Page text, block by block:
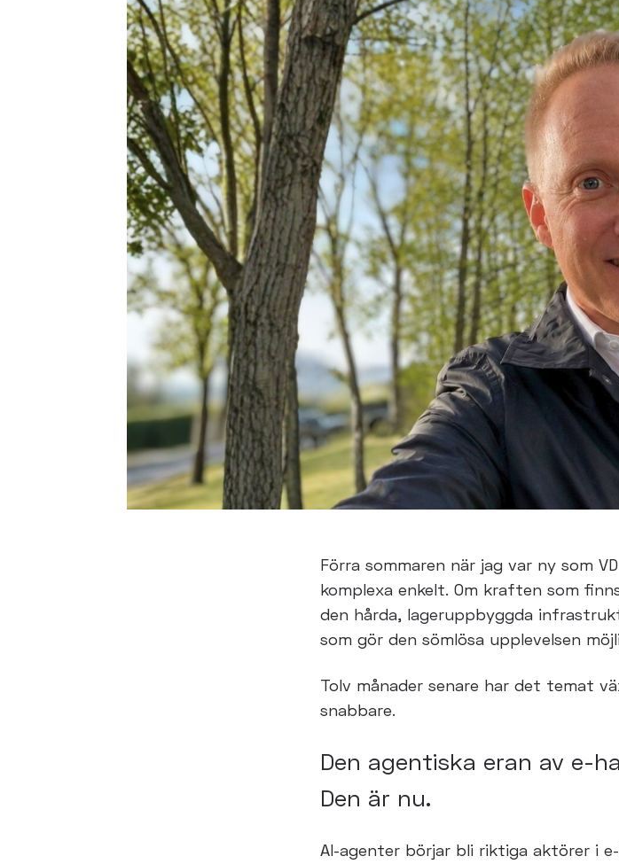
Förra sommaren när jag var ny som
komplexa enkelt. Om kraften som
den hårda, lageruppbyggda
som gör den sömlösa upplevelsen
Tolv månader senare har det temat
snabbare.
Den agentiska eran av e-
Den är nu.
AI-agenter börjar bli riktiga aktörer i e-